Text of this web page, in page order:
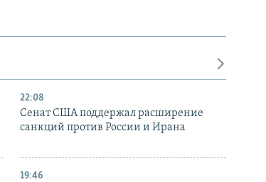
22:08
Сенат США поддержал расширение
санкций против России и Ирана
19:46